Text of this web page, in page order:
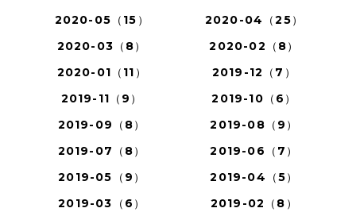
2020-05（15）
2020-04（25）
2020-03（8）
2020-02（8）
2020-01（11）
2019-12（7）
2019-11（9）
2019-10（6）
2019-09（8）
2019-08（9）
2019-07（8）
2019-06（7）
2019-05（9）
2019-04（5）
2019-03（6）
2019-02（8）